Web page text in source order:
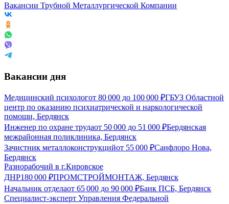
Вакансии Трубной Металлургической Компании
Вакансии дня
Медицинский психологот 80 000 до 100 000 ₽ГБУЗ Областной
центр по оказанию психиатрической и наркологической
помощи, Бердянск
Инженер по охране трудаот 50 000 до 51 000 ₽Бердянская
межрайонная поликлиника, Бердянск
Зачистник металлоконструкцийот 55 000 ₽Санфлоро Нова,
Бердянск
Разнорабочий в г.Кировское
ДНР180 000 ₽ПРОМСТРОЙМОНТАЖ, Бердянск
Начальник отделаот 65 000 до 90 000 ₽Банк ПСБ, Бердянск
Специалист-эксперт Управления Федеральной